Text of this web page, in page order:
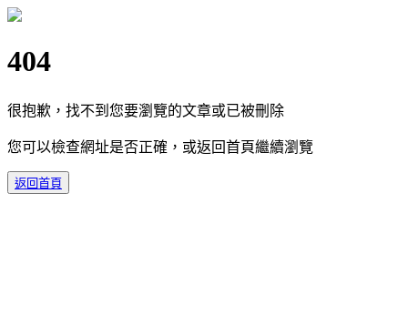
404
很抱歉，找不到您要瀏覽的文章或已被刪除
您可以檢查網址是否正確，或返回首頁繼續瀏覽
返回首頁